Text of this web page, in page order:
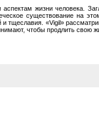
жизни человека.
существование на
«Vigil»
чтобы продлить свою